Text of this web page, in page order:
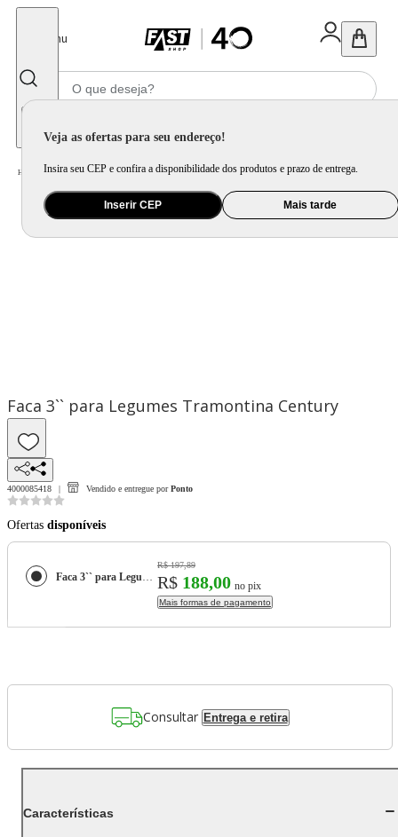
Menu
Veja as ofertas para seu endereço!
Insira seu CEP e confira a disponibilidade dos produtos e prazo de entrega.
Inserir CEP Mais tarde
Home Utilidade Doméstica Cozinha / Cepo, Faca e Afiador
Faca 3`` para Legumes Tramontina Century
4000085418 Vendido e entregue por Ponto
Ofertas disponíveis
Faca 3`` para Legumes Tramontina Century
R$ 197,89
R$ 188,00 no pix
Mais formas de pagamento
Consultar Entrega e retira
Características